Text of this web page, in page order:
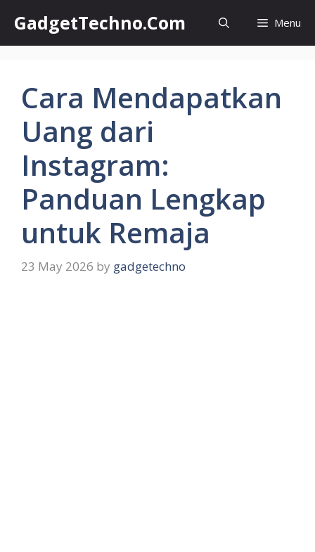
content
GadgetTechno.Com Menu
Cara Mendapatkan
Uang dari
Instagram:
Panduan Lengkap
untuk Remaja
23 May 2026 by gadgetechno